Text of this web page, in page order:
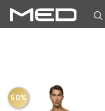
50%